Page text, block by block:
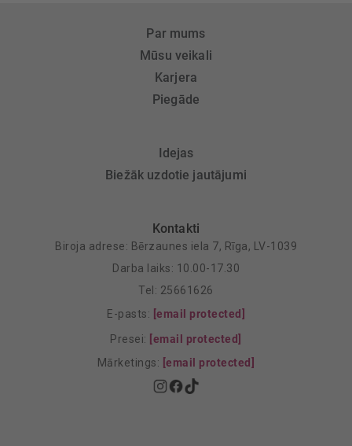
Par mums
Mūsu veikali
Karjera
Piegāde
Idejas
Biežāk uzdotie jautājumi
Kontakti
Biroja adrese: Bērzaunes iela 7, Rīga, LV-1039
Darba laiks: 10.00-17.30
Tel: 25661626
E-pasts: [email protected]
Presei: [email protected]
Mārketings: [email protected]